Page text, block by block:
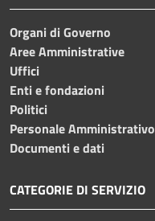
Organi di Governo
Aree Amministrative
Uffici
Enti e fondazioni
Politici
Personale Amministrativo
Documenti e dati
CATEGORIE DI SERVIZIO